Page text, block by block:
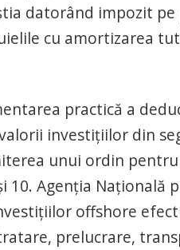
datorând impozit
cu amortizarea
practică a
investițiilor din
unui ordin
10. Agenția
offshore
prelucrare,